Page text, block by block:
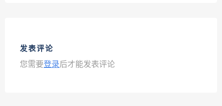
发表评论
您需要登录后才能发表评论